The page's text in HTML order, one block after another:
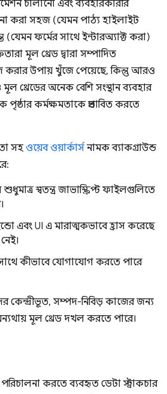
চালানো এবং ব্যবহারকারীর
করা সহজ (যেমন পাঠ্য হাইলাইট
ফর্মের সাথে ইন্টারঅ্যাক্ট করা)
মূল থ্রেড দ্বারা সম্পাদিত
উপায় খুঁজে পেয়েছে, কিন্তু আরও
থ্রেডের অনেক বেশি সংস্থান ব্যবহার
পৃষ্ঠার কর্মক্ষমতাকে প্রভাবিত করতে
সহ ওয়েব ওয়ার্কার্স নামক ব্যাকগ্রাউন্ড
স্বতন্ত্র জাভাস্ক্রিপ্ট ফাইলগুলিতে
এবং UI এ মারাত্মকভাবে হ্রাস করেছে
কীভাবে যোগাযোগ করতে পারে
কেন্দ্রীভূত, সম্পদ-নিবিড় কাজের জন্য
মূল থ্রেড দখল করতে পারে।
করতে ব্যবহৃত ডেটা স্ট্রাকচার